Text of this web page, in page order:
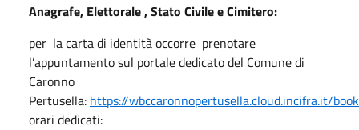
Anagrafe, Elettorale , Stato Civile e Cimitero:
per la carta di identità occorre prenotare
l’appuntamento sul portale dedicato del Comune di
Caronno
Pertusella: https://wbccaronnopertusella.cloud.incifra.it/
orari dedicati: